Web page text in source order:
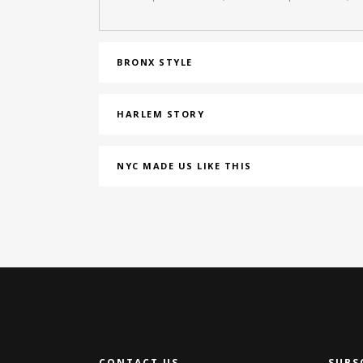
BRONX STYLE
HARLEM STORY
NYC MADE US LIKE THIS